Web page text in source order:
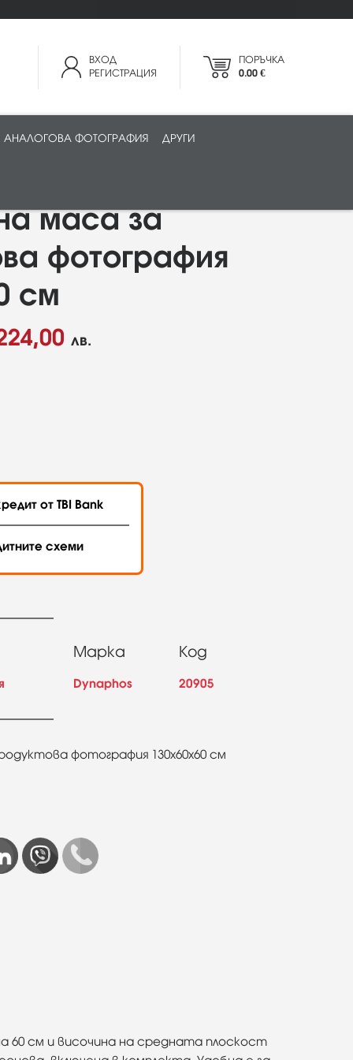
ВХОД
РЕГИСТРАЦИЯ
ПОРЪЧКА
0.00 €
АНАЛОГОВА ФОТОГРАФИЯ ДРУГИ
маса за
фотография
см
лв.
от TBI Bank
схеми
Марка
Dynaphos
Код
20905
фотография 130х60х60 см
60 см и височина на средната плоскост